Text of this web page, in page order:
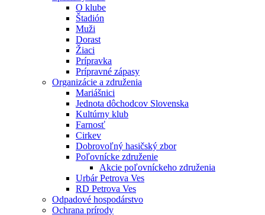
O klube
Štadión
Muži
Dorast
Žiaci
Prípravka
Prípravné zápasy
Organizácie a združenia
Mariášnici
Jednota dôchodcov Slovenska
Kultúrny klub
Farnosť
Cirkev
Dobrovoľný hasičský zbor
Poľovnícke združenie
Akcie poľovníckeho združenia
Urbár Petrova Ves
RD Petrova Ves
Odpadové hospodárstvo
Ochrana prírody